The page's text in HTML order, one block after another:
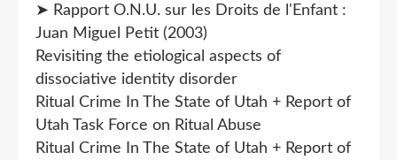
➤ Rapport O.N.U. sur les Droits de l'Enfant :
Juan Miguel Petit (2003)
Revisiting the etiological aspects of
dissociative identity disorder
Ritual Crime In The State of Utah + Report of
Utah Task Force on Ritual Abuse
Ritual Crime In The State of Utah + Report of